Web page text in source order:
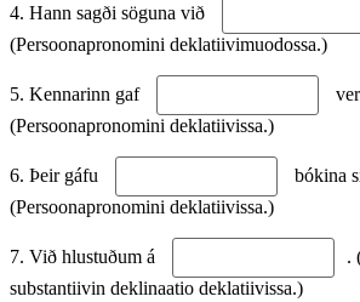
4. Hann sagði söguna við
(Persoonapronomini deklatiivimuodossa.)
5. Kennarinn gaf
(Persoonapronomini deklatiivissa.)
6. Þeir gáfu
bókina
(Persoonapronomini deklatiivissa.)
7. Við hlustuðum á
.
substantiivin deklinaatio deklatiivissa.)